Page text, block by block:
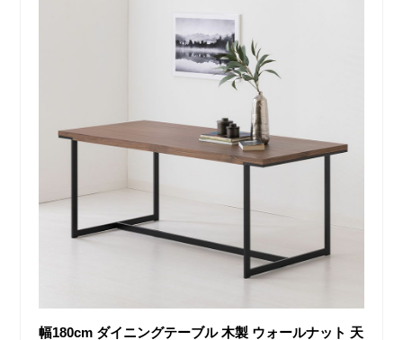
幅180cm ダイニングテーブル 木製 ウォールナット 天